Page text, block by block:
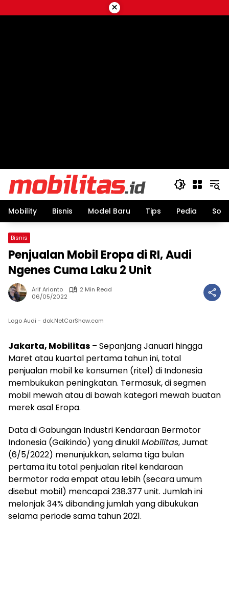
to
×
Mobility Bisnis Model Baru Tips Pedia
Bisnis
Penjualan Mobil Eropa di RI, Audi
Ngenes Cuma Laku 2 Unit
Arif Arianto
2 Min Read
06/05/2022
Logo Audi - dok.NetCarShow.com
Jakarta, Mobilitas – Sepanjang Januari hingga
Maret atau kuartal pertama tahun ini, total
penjualan mobil ke konsumen (ritel) di Indonesia
membukukan peningkatan. Termasuk, di segmen
mobil mewah atau di bawah kategori mewah buatan
merek asal Eropa.
Data di Gabungan Industri Kendaraan Bermotor
Indonesia (Gaikindo) yang dinukilMobilitas, Jumat
(6/5/2022) menunjukkan, selama tiga bulan
pertama itu total penjualan ritel kendaraan
bermotor roda empat atau lebih (secara umum
disebut mobil) mencapai 238.377 unit. Jumlah ini
melonjak 34% dibanding jumlah yang dibukukan
selama periode sama tahun 2021.